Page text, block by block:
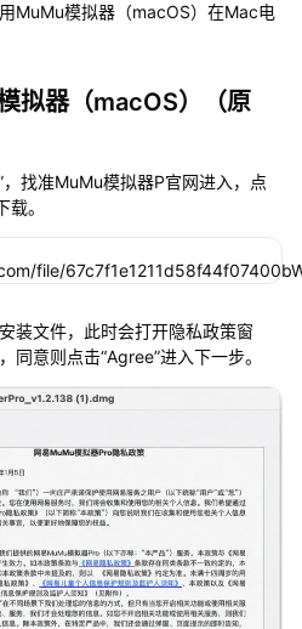
MuMu模拟器（macOS）在Mac电
拟器（macOS）（原
找准MuMu模拟器P官网进入，点
。
装文件，此时会打开隐私政策窗
同意则点击“Agree”进入下一步。